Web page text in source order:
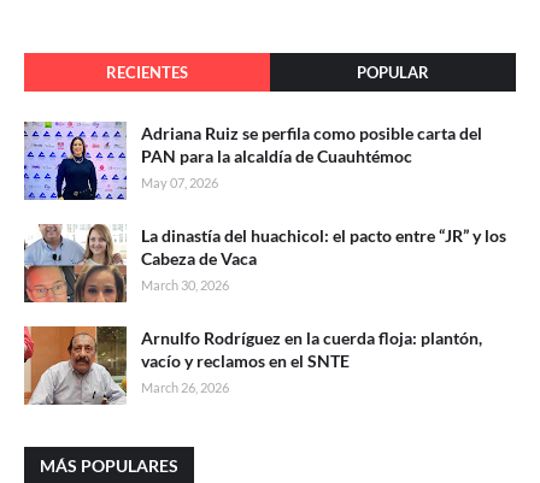
RECIENTES POPULAR
Adriana Ruiz se perfila como posible carta del
PAN para la alcaldía de Cuauhtémoc
May 07, 2026
La dinastía del huachicol: el pacto entre “JR” y los
Cabeza de Vaca
March 30, 2026
Arnulfo Rodríguez en la cuerda floja: plantón,
vacío y reclamos en el SNTE
March 26, 2026
MÁS POPULARES